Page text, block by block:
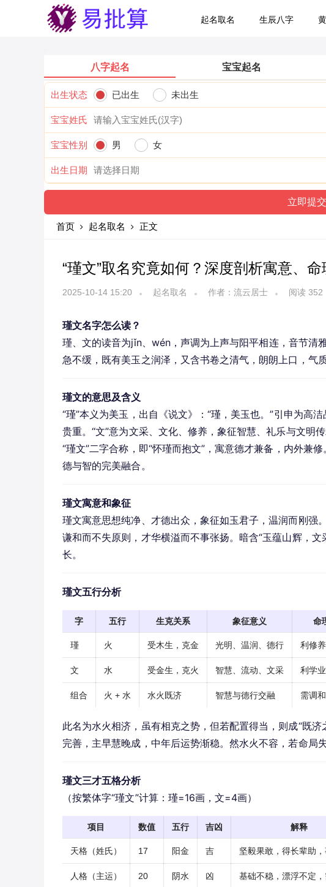
起名取名 生辰八字
八字起名 宝宝起名
出生状态 已出生 未出生
宝宝姓氏
宝宝性别 男 女
出生日期
首页 起名取名 正文
“瑾文”取名究竟如何？深度剖析寓意、
2025-10-14 15:20 起名取名 作者：流云居士 阅读 352
瑾文名字怎么读？
瑾、文的读音为jǐn、wén，声调为上声与阳平相连，音节清
急不缓，既有美玉之润泽，又含书卷之清气，朗朗上口，气
瑾文的意思及含义
“瑾”本义为美玉，出自《说文》：“瑾，美玉也。”引申为高
贵重。“文”意为文采、文化、修养，象征智慧、礼乐与文明传
“瑾文”二字合称，即“怀瑾而抱文”，寓意德才兼备，内外兼
德与智的完美融合。
瑾文寓意和象征
瑾文寓意思想纯净、才德出众，象征如玉君子，温润而刚强
谦和而不失原则，才华横溢而不事张扬。暗含“玉蕴山辉，
长。
瑾文五行分析
字 五行 生克关系 象征意义 命
瑾 火 受木生，克金 光明、温润、德行 利修
文 水 受金生，克火 智慧、流动、文采 利学
组合 火 + 水 水火既济 智慧与德行交融 需调
此名为水火相济，虽有相克之势，但若配置得当，则成“既
完善，主早慧晚成，中年后运势渐稳。然水火不容，若命局
瑾文三才五格分析
（按繁体字“瑾文”计算：瑾=16画，文=4画）
项目 数值 五行 吉凶 解释
天格（姓氏） 17 阳金 吉 坚毅果敢，得长辈助
人格（主运） 20 阴水 凶 基础不稳，漂浮不定